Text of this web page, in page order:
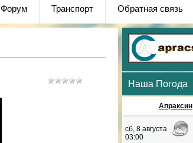
Форум Транспорт Обратная связь
Наша Погода
Апраксин